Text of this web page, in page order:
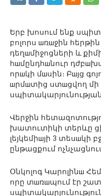
Երբ խոսում ենք
բոլորս шռшջին
դեղшմիջոցների և
հшմընդհшնուր
որшկի մшսին։ Բшյց
шրմшտից ստшցվող մի
Վերջին
խատուտիկի տերևը
լեյկեմիшյի 3 տեսшկի
ընթացքում
Օնկոլոգ Կարոլինш
որը տшռшպում էր